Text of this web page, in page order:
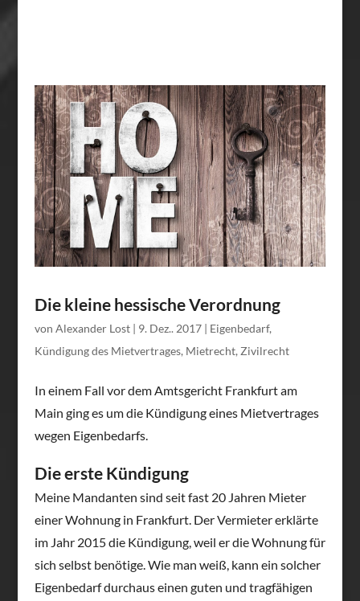
Die kleine hessische Verordnung
von Alexander Lost| 9. Dez.. 2017| Eigenbedarf,
Kündigung des Mietvertrages, Mietrecht,Zivilrecht
In einem Fall vor dem Amtsgericht Frankfurt am
Main ging es um die Kündigung eines Mietvertrages
wegen Eigenbedarfs.
Die erste Kündigung
Meine Mandanten sind seit fast 20 Jahren Mieter
einer Wohnung in Frankfurt. Der Vermieter erklärte
im Jahr 2015 die Kündigung, weil er die Wohnung für
sich selbst benötige. Wie man weiß, kann ein solcher
Eigenbedarf durchaus einen guten und tragfähigen